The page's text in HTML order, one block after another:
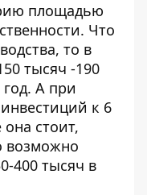
площадью
Что
то в
тысяч -190
А при
к 6
стоит,
возможно
400 тысяч в